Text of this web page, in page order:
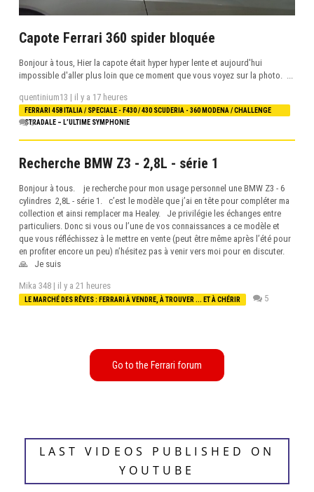
Capote Ferrari 360 spider bloquée
Bonjour à tous, Hier la capote était hyper hyper lente et aujourd'hui
impossible d'aller plus loin que ce moment que vous voyez sur la photo. ...
quentinium13 | il y a 17 heures
FERRARI 458 ITALIA / SPECIALE - F430 / 430 SCUDERIA - 360 MODENA / CHALLENGE
STRADALE – L’ULTIME SYMPHONIE
5
Recherche BMW Z3 - 2,8L - série 1
Bonjour à tous. je recherche pour mon usage personnel une BMW Z3 - 6
cylindres 2,8L - série 1. c’est le modèle que j’ai en tête pour compléter ma
collection et ainsi remplacer ma Healey. Je privilégie les échanges entre
particuliers. Donc si vous ou l’une de vos connaissances a ce modèle et
que vous réfléchissez à le mettre en vente (peut être même après l’été pour
en profiter encore un peu) n’hésitez pas à venir vers moi pour en discuter.
🙏 Je suis
Mika 348 | il y a 21 heures
LE MARCHÉ DES RÊVES : FERRARI À VENDRE, À TROUVER ... ET À CHÉRIR 5
LAST VIDEOS PUBLISHED ON
YOUTUBE